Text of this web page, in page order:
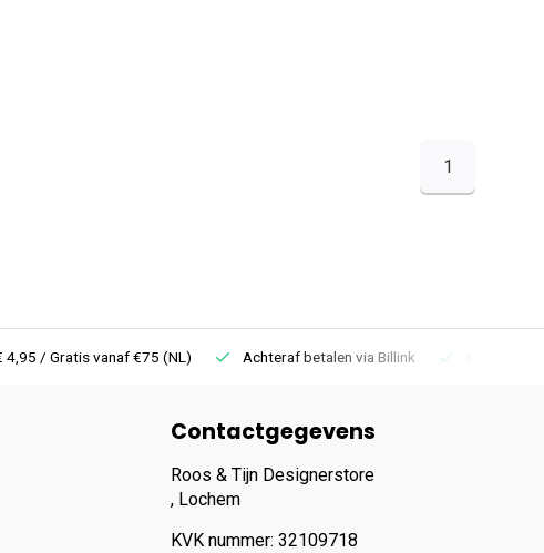
1
4,95 / Gratis vanaf €75 (NL) Achteraf betalen via Billink
Contactgegevens
Roos & Tijn Designerstore
, Lochem
KVK nummer: 32109718